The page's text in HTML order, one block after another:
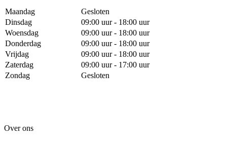
Maandag
Gesloten
Dinsdag
09:00 uur - 18:00 uur
Woensdag
09:00 uur - 18:00 uur
Donderdag
09:00 uur - 18:00 uur
Vrijdag
09:00 uur - 18:00 uur
Zaterdag
09:00 uur - 17:00 uur
Zondag
Gesloten
Over ons